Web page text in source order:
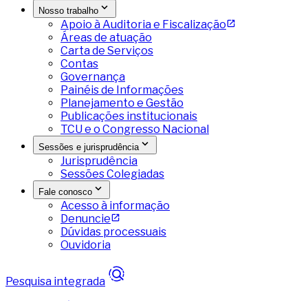
Nosso trabalho
Apoio à Auditoria e Fiscalização
Áreas de atuação
Carta de Serviços
Contas
Governança
Painéis de Informações
Planejamento e Gestão
Publicações institucionais
TCU e o Congresso Nacional
Sessões e jurisprudência
Jurisprudência
Sessões Colegiadas
Fale conosco
Acesso à informação
Denuncie
Dúvidas processuais
Ouvidoria
Pesquisa integrada